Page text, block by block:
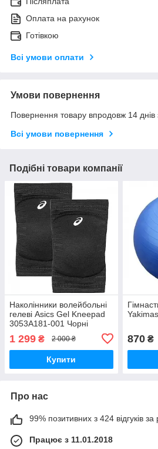
Оплата на рахунок
Готівкою
Всі умови оплати
Умови повернення
Повернення товару впродовж 14 днів
Всі умови повернення
Подібні товари компанії
Наколінники волейбольні
гелеві Asics Gel Kneepad
3053A181-001 Чорні
1 299 ₴ 2 000 ₴
Купити
870₴
Про нас
99% позитивних з 424 відгуків за
Працює з 11.01.2018